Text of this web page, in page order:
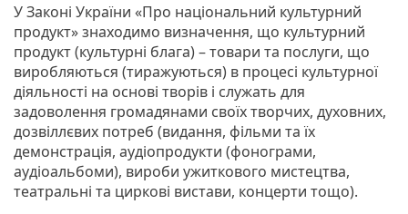
У Законі України «Про національний культурний
продукт» знаходимо визначення, що культурний
продукт (культурні блага) – товари та послуги, що
виробляються (тиражуються) в процесі культурної
діяльності на основі творів і служать для
задоволення громадянами своїх творчих, духовних,
дозвіллєвих потреб (видання, фільми та їх
демонстрація, аудіопродукти (фонограми,
аудіоальбоми), вироби ужиткового мистецтва,
театральні та циркові вистави, концерти тощо).